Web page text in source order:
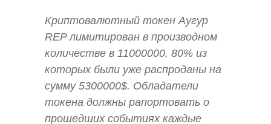
Криптовалютный токен Аугур
REP лимитирован в производном
количестве в 11000000, 80% из
которых были уже распроданы на
сумму 5300000$. Обладатели
токена должны рапортовать о
прошедших событиях каждые